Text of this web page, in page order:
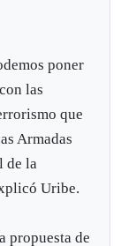
poner
las
que
Armadas
de la
Uribe.
propuesta de